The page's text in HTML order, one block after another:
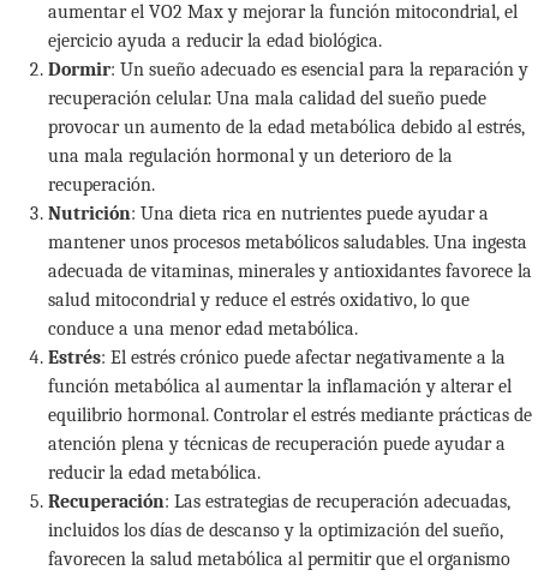
aumentar el VO2 Max y mejorar la función mitocondrial, el
ejercicio ayuda a reducir la edad biológica.
Dormir: Un sueño adecuado es esencial para la reparación y
recuperación celular. Una mala calidad del sueño puede
provocar un aumento de la edad metabólica debido al estrés,
una mala regulación hormonal y un deterioro de la
recuperación.
Nutrición: Una dieta rica en nutrientes puede ayudar a
mantener unos procesos metabólicos saludables. Una ingesta
adecuada de vitaminas, minerales y antioxidantes favorece la
salud mitocondrial y reduce el estrés oxidativo, lo que
conduce a una menor edad metabólica.
Estrés: El estrés crónico puede afectar negativamente a la
función metabólica al aumentar la inflamación y alterar el
equilibrio hormonal. Controlar el estrés mediante prácticas de
atención plena y técnicas de recuperación puede ayudar a
reducir la edad metabólica.
Recuperación: Las estrategias de recuperación adecuadas,
incluidos los días de descanso y la optimización del sueño,
favorecen la salud metabólica al permitir que el organismo